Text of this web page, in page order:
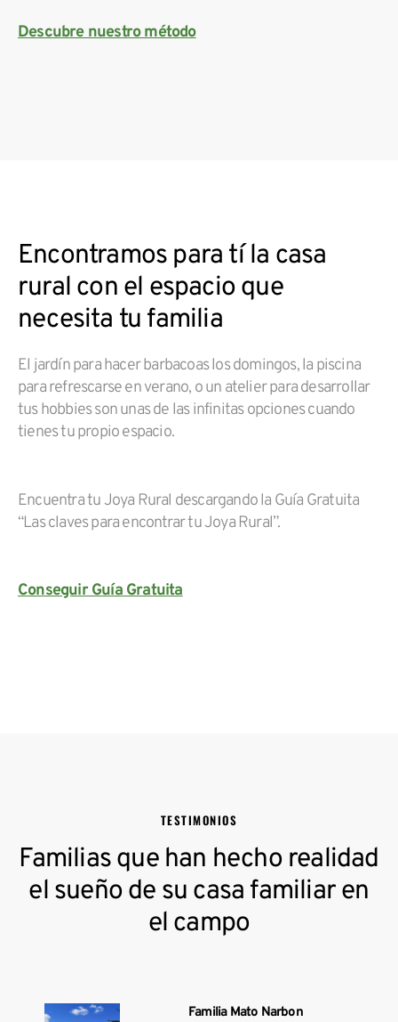
Descubre nuestro método
Encontramos para tí la casa
rural con el espacio que
necesita tu familia
El jardín para hacer barbacoas los domingos, la piscina
para refrescarse en verano, o un atelier para desarrollar
tus hobbies son unas de las infinitas opciones cuando
tienes tu propio espacio.
Encuentra tu Joya Rural descargando la Guía Gratuita
“Las claves para encontrar tu Joya Rural”.
Conseguir Guía Gratuita
TESTIMONIOS
Familias que han hecho realidad
el sueño de su casa familiar en
el campo
Familia Mato Narbon